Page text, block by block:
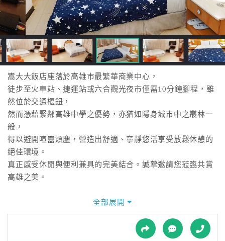
直
接
跟
飯
店
訂
房
HOT
特
色
民
宿
球
嵩大大飯店座落於高雄市最繁華商業中心，
徒步至火車站、捷運站或六合觀光夜市僅需10分鐘腳程，雖
然位於交通樞鈕，
然而憑藉緊鄰高雄中學之優勢，亦猶如隱身城市中之叢林一
般，
得以避開喧囂煩塵，營造出舒適、寧靜悠活享受放鬆休憩的
絕佳環境。
真正感受休閒與便利兼具的完美結合。誠摯邀請您蒞臨共賞
高雄之美。
全部展開